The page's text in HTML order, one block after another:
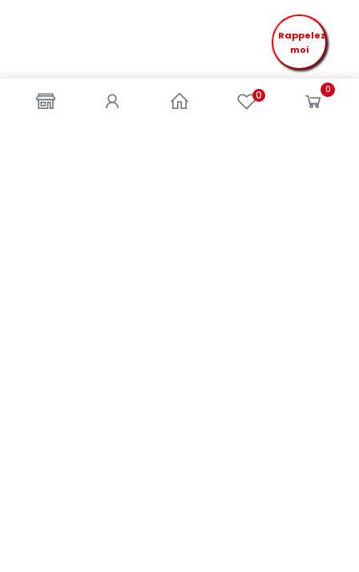
0 0
Rappelez
moi